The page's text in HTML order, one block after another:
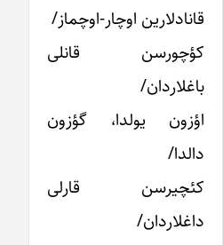
اوچار-اوچماز/
قانلی
یولدا، گؤزون
قارلی